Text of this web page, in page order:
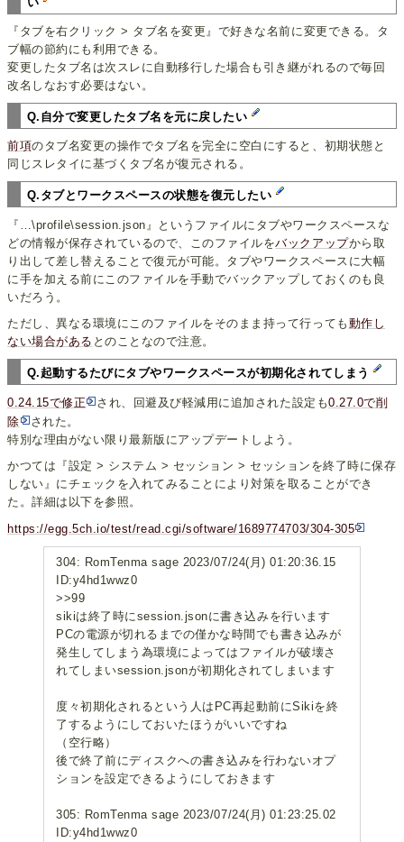
『タブを右クリック > タブ名を変更』で好きな名前に変更できる。タ
ブ幅の節約にも利用できる。
変更したタブ名は次スレに自動移行した場合も引き継がれるので毎回
改名しなおす必要はない。
Q.自分で変更したタブ名を元に戻したい
前項のタブ名変更の操作でタブ名を完全に空白にすると、初期状態と
同じスレタイに基づくタブ名が復元される。
Q.タブとワークスペースの状態を復元したい
『…\profile\session.json』というファイルにタブやワークスペースな
どの情報が保存されているので、このファイルをバックアップから取
り出して差し替えることで復元が可能。タブやワークスペースに大幅
に手を加える前にこのファイルを手動でバックアップしておくのも良
いだろう。
ただし、異なる環境にこのファイルをそのまま持って行っても 動作し
ない場合がある とのことなので注意。
Q.起動するたびにタブやワークスペースが初期化されてしまう
0.24.15で修正 され、回避及び軽減用に追加された設定も0.27.0で削
除
された。
特別な理由がない限り最新版にアップデートしよう。
かつては『設定 > システム > セッション > セッションを終了時に保存
しない』にチェックを入れてみることにより対策を取ることができ
た。詳細は以下を参照。
https://egg.5ch.io/test/read.cgi/software/1689774703/304-305
304: RomTenma sage 2023/07/24(月) 01:20:36.15
ID:y4hd1wwz0
>>99
sikiは終了時にsession.jsonに書き込みを行います
PCの電源が切れるまでの僅かな時間でも書き込みが
発生してしまう為環境によってはファイルが破壊さ
れてしまいsession.jsonが初期化されてしまいます
度々初期化されるという人はPC再起動前にSikiを終
了するようにしておいたほうがいいですね
（空行略）
後で終了前にディスクへの書き込みを行わないオプ
ションを設定できるようにしておきます
305: RomTenma sage 2023/07/24(月) 01:23:25.02
ID:y4hd1wwz0